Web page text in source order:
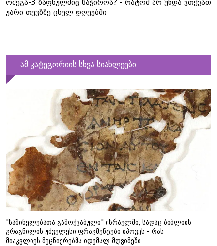
ომეგა-3 ზაფხულშიც საჭიროა? - რატომ არ უნდა ვთქვათ
უარი თევზზე ცხელ დღეებში
ამ კატეგორიის სხვა სიახლეები
"საშინელებათა გამოქვაბული" ისრაელში, სადაც ბიბლიის
გრაგნილის უძველესი ფრაგმენტები იპოვეს - რას
მიაკვლიეს მეცნიერებმა იდუმალ მღვიმეში